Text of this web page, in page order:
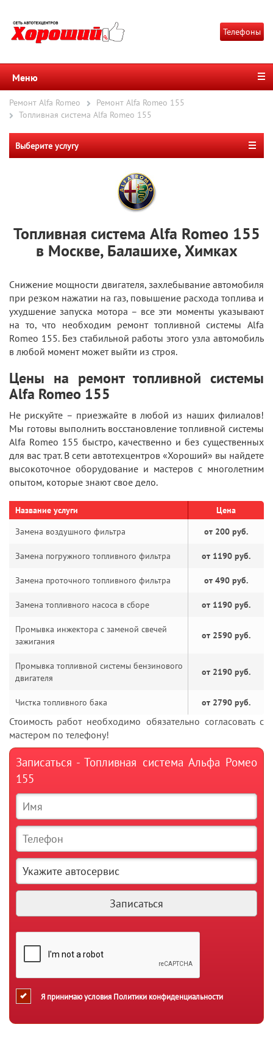
Телефоны
Меню
Ремонт Alfa Romeo
Ремонт Alfa Romeo 155
Топливная система Alfa Romeo 155
Выберите услугу
Топливная система Alfa Romeo 155
в Москве, Балашихе, Химках
Снижение мощности двигателя, захлебывание автомобиля
при резком нажатии на газ, повышение расхода топлива и
ухудшение запуска мотора – все эти моменты указывают
на то, что необходим ремонт топливной системы Alfa
Romeo 155. Без стабильной работы этого узла автомобиль
в любой момент может выйти из строя.
Цены на ремонт топливной системы
Alfa Romeo 155
Не рискуйте – приезжайте в любой из наших филиалов!
Мы готовы выполнить восстановление топливной системы
Alfa Romeo 155 быстро, качественно и без существенных
для вас трат. В сети автотехцентров «Хороший» вы найдете
высокоточное оборудование и мастеров с многолетним
опытом, которые знают свое дело.
Название услуги
Цена
Замена воздушного фильтра
от 200 руб.
Замена погружного топливного фильтра от 1190 руб.
Замена проточного топливного фильтра от 490 руб.
Замена топливного насоса в сборе от 1190 руб.
Промывка инжектора с заменой свечей
зажигания
от 2590 руб.
Промывка топливной системы бензинового
двигателя
от 2190 руб.
Чистка топливного бака от 2790 руб.
Стоимость работ необходимо обязательно согласовать с
мастером по телефону!
Записаться - Топливная система Альфа Ромео
155
Я принимаю условия Политики конфиденциальности